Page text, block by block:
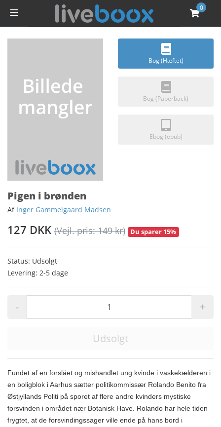
0
Bog (Hæftet)
Bog (Paperback)
Ebog (epub)
Pigen i brønden
Af Inger Gammelgaard Madsen
127 DKK (Vejl. pris: 149 kr) Du sparer 15%
Status: Udsolgt
Levering: 2-5 dage
- +
Udsolgt
Fundet af en forslået og mishandlet ung kvinde i vaskekælderen i
en boligblok i Aarhus sætter politikommissær Rolando Benito fra
Østjyllands Politi på sporet af flere andre kvinders mystiske
forsvinden i området nær Botanisk Have. Rolando har hele tiden
frygtet, at de forsvindingssager ville ende på hans bord i